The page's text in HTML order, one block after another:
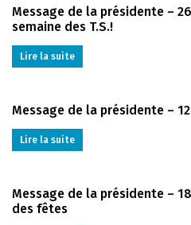
Message de la présidente –
semaine des T.S.!
Lire la suite
Message de la présidente –
Lire la suite
Message de la présidente –
des fêtes